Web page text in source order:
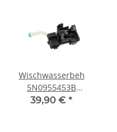
Wischwasserbehälter
5N0955453B
Scheinwerferwaschanlage
39,90 € *